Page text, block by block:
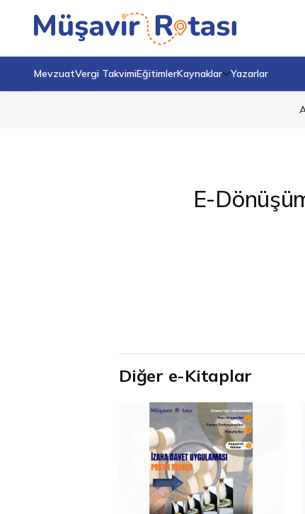
MevzuatVergi TakvimiEğitimlerKaynaklar Yazarlar
E-
Diğer e-Kitaplar